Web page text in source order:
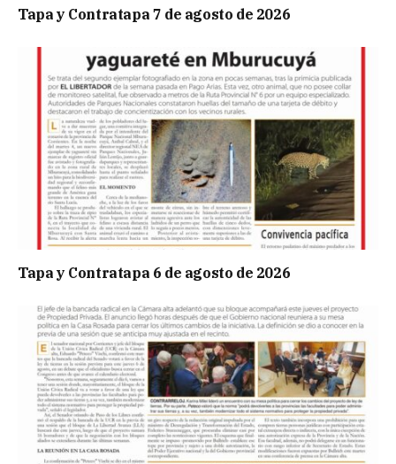
Tapa y Contratapa 7 de agosto de 2026
Tapa y Contratapa 6 de agosto de 2026